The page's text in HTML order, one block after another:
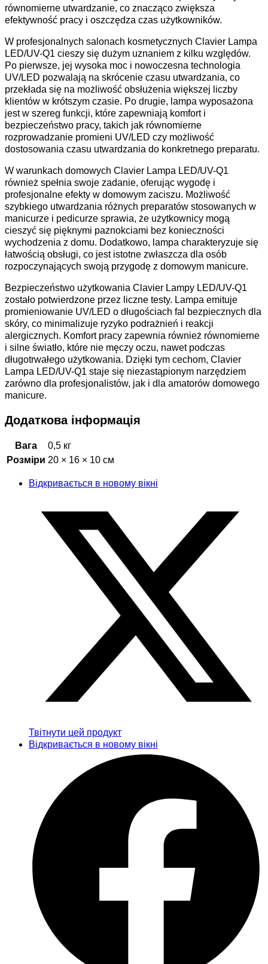
równomierne utwardzanie, co znacząco zwiększa
efektywność pracy i oszczędza czas użytkowników.
W profesjonalnych salonach kosmetycznych Clavier Lampa
LED/UV-Q1 cieszy się dużym uznaniem z kilku względów.
Po pierwsze, jej wysoka moc i nowoczesna technologia
UV/LED pozwalają na skrócenie czasu utwardzania, co
przekłada się na możliwość obsłużenia większej liczby
klientów w krótszym czasie. Po drugie, lampa wyposażona
jest w szereg funkcji, które zapewniają komfort i
bezpieczeństwo pracy, takich jak równomierne
rozprowadzanie promieni UV/LED czy możliwość
dostosowania czasu utwardzania do konkretnego preparatu.
W warunkach domowych Clavier Lampa LED/UV-Q1
również spełnia swoje zadanie, oferując wygodę i
profesjonalne efekty w domowym zaciszu. Możliwość
szybkiego utwardzania różnych preparatów stosowanych w
manicurze i pedicurze sprawia, że użytkownicy mogą
cieszyć się pięknymi paznokciami bez konieczności
wychodzenia z domu. Dodatkowo, lampa charakteryzuje się
łatwością obsługi, co jest istotne zwłaszcza dla osób
rozpoczynających swoją przygodę z domowym manicure.
Bezpieczeństwo użytkowania Clavier Lampy LED/UV-Q1
zostało potwierdzone przez liczne testy. Lampa emituje
promieniowanie UV/LED o długościach fal bezpiecznych dla
skóry, co minimalizuje ryzyko podrażnień i reakcji
alergicznych. Komfort pracy zapewnia również równomierne
i silne światło, które nie męczy oczu, nawet podczas
długotrwałego użytkowania. Dzięki tym cechom, Clavier
Lampa LED/UV-Q1 staje się niezastąpionym narzędziem
zarówno dla profesjonalistów, jak i dla amatorów domowego
manicure.
Додаткова інформація
Вага
0,5 кг
Розміри 20 × 16 × 10 см
Відкривається в новому вікні
Твітнути цей продукт
Відкривається в новому вікні